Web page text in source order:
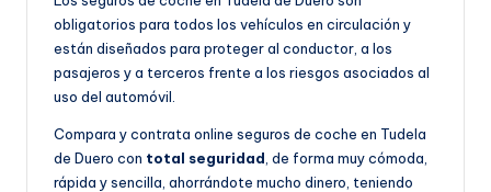
obligatorios para todos los vehículos en circulación y
están diseñados para proteger al conductor, a los
pasajeros y a terceros frente a los riesgos asociados al
uso del automóvil.
Compara y contrata online seguros de coche en Tudela
de Duero con total seguridad , de forma muy cómoda,
rápida y sencilla, ahorrándote mucho dinero, teniendo